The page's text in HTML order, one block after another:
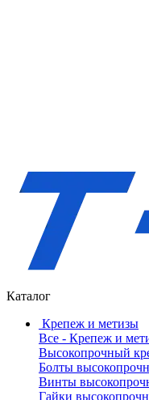
Каталог
Крепеж и метизы
Все - Крепеж и
Высокопрочный
Болты
Винты
Гайки